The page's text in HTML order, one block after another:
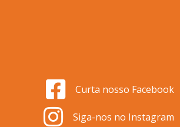
Curta nosso Facebook
Siga-nos no Instagram